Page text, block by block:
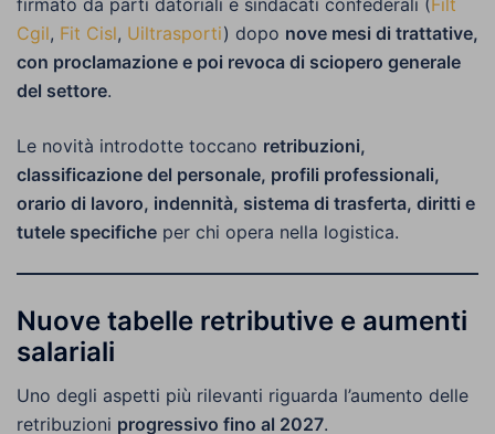
Cgil, Fit Cisl, Uiltrasporti) dopo nove mesi di trattative,
con proclamazione e poi revoca di sciopero generale
del settore.
Le novità introdotte toccano retribuzioni,
classificazione del personale, profili professionali,
orario di lavoro, indennità, sistema di trasferta, diritti e
tutele specifiche per chi opera nella logistica.
Nuove tabelle retributive e aumenti
salariali
Uno degli aspetti più rilevanti riguarda l’aumento delle
retribuzioni progressivo fino al 2027.